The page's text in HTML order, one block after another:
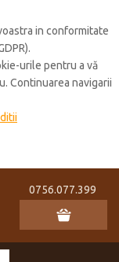
in conformitate
urile pentru a vă
Continuarea navigarii
0756.077.399